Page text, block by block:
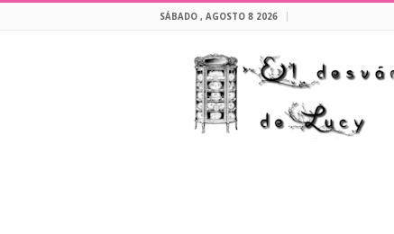
SÁBADO , AGOSTO 8 2026